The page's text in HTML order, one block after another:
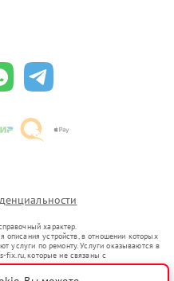
характер.
описания устройств, в отношении которых
услуги по ремонту. Услуги оказываются в
fix.ru, которые не связаны с
представителями.
в гражданский оборот в соответствии